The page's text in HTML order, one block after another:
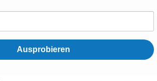
Ausprobieren